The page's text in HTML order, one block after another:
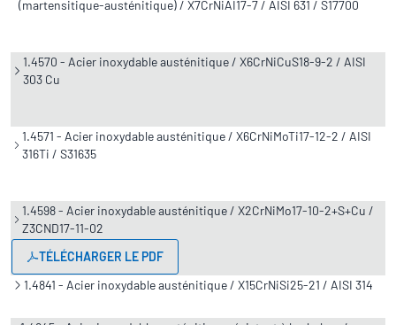
(martensitique-austénitique) / X7CrNiAI17-7 / AISI 631 / S17700
1.4570 - Acier inoxydable austénitique / X6CrNiCuS18-9-2 / AISI
303 Cu
1.4571 - Acier inoxydable austénitique / X6CrNiMoTi17-12-2 / AISI
316Ti / S31635
1.4598 - Acier inoxydable austénitique / X2CrNiMo17-10-2+S+Cu /
Z3CND17-11-02
TÉLÉCHARGER LE PDF
1.4841 - Acier inoxydable austénitique / X15CrNiSi25-21 / AISI 314